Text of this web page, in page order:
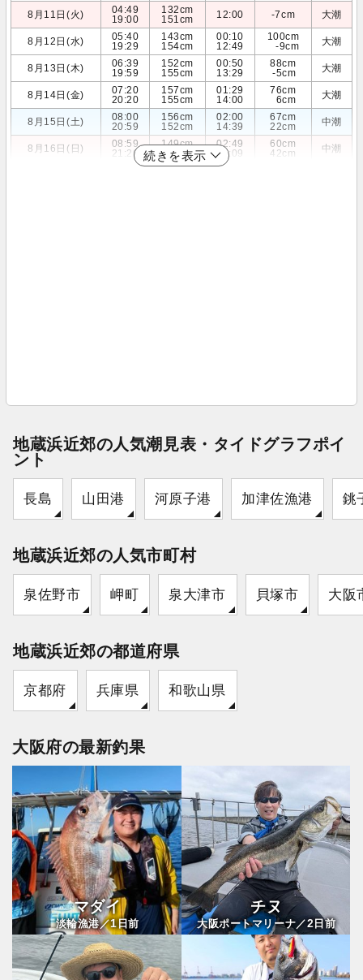
8月11日(火)
04:49
19:00
132cm
151cm
12:00 -7cm 大潮
8月12日(水)
05:40
19:29
143cm
154cm
00:10
12:49
100cm
-9cm
大潮
8月13日(木)
06:39
19:59
152cm
155cm
00:50
13:29
88cm
-5cm
大潮
8月14日(金)
07:20
20:20
157cm
155cm
01:29
14:00
76cm
6cm
大潮
8月15日(土)
08:00
20:59
156cm
152cm
02:00
14:39
67cm
22cm
中潮
8月16日(日)
08:59
21:20
149cm
147cm
02:49
15:09
60cm
42cm
中潮
続きを表示
地蔵浜近郊の人気潮見表・タイドグラフポイ
ント
長島 山田港 河原子港 加津佐漁港 銚
地蔵浜近郊の人気市町村
泉佐野市 岬町 泉大津市 貝塚市 大阪
地蔵浜近郊の都道府県
京都府 兵庫県 和歌山県
大阪府の最新釣果
マダイ
淡輪漁港／1日前
チヌ
大阪ポートマリーナ／2 日前